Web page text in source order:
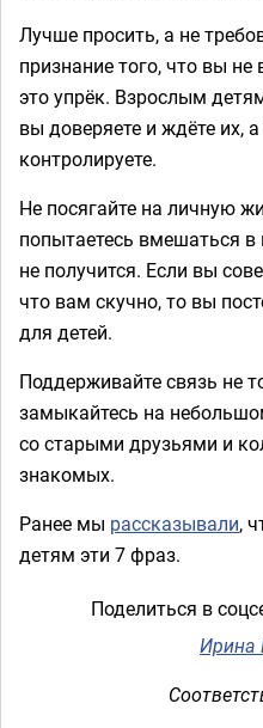
Лучше просить, а не
признание того, что вы
это упрёк. Взрослым
вы доверяете и ждёте их,
контролируете.
Не посягайте на личную
попытаетесь вмешаться в
не получится. Если вы
что вам скучно, то вы
для детей.
Поддерживайте связь не
замыкайтесь на
со старыми друзьями и
знакомых.
Ранее мы рассказывали,
детям эти 7 фраз.
Поделиться в